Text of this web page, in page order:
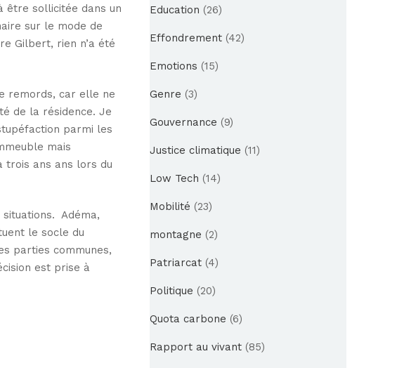
être sollicitée dans un
sur le mode de
Gilbert, rien n’a été
remords, car elle ne
de la résidence. Je
parmi les
mais
trois ans ans lors du
Adéma,
le socle du
parties communes,
est prise à
Education (26)
Effondrement (42)
Emotions (15)
Genre (3)
Gouvernance (9)
Justice climatique (11)
Low Tech (14)
Mobilité (23)
montagne (2)
Patriarcat (4)
Politique (20)
Quota carbone (6)
Rapport au vivant (85)